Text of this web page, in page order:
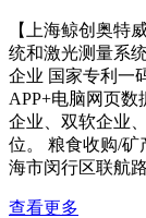
【上海鲸创奥特
统和激光测量系
企业 国家专利一
APP+电脑网页数
企业、双软企业
位。 粮食收购/矿
海市闵行区联航
查看更多